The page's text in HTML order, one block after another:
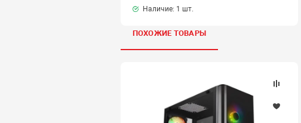
Наличие: 1 шт.
ПОХОЖИЕ ТОВАРЫ